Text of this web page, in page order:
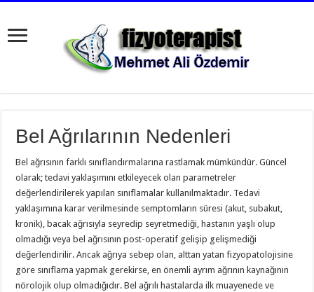
Bel Ağrılarının Nedenleri
Bel ağrısının farklı sınıflandırmalarına rastlamak mümkündür. Güncel
olarak; tedavi yaklaşımını etkileyecek olan parametreler
değerlendirilerek yapılan sınıflamalar kullanılmaktadır. Tedavi
yaklaşımına karar verilmesinde semptomların süresi (akut, subakut,
kronik), bacak ağrısıyla seyredip seyretmediği, hastanın yaşlı olup
olmadığı veya bel ağrısının post-operatif gelişip gelişmediği
değerlendirilir. Ancak ağrıya sebep olan, alttan yatan fizyopatolojisine
göre sınıflama yapmak gerekirse, en önemli ayrım ağrının kaynağının
nörolojik olup olmadığıdır. Bel ağrılı hastalarda ilk muayenede ve